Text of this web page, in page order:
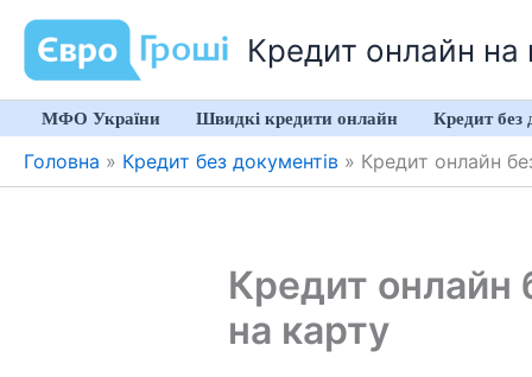
Перейти
вмісту
Кредит онлайн на
МФО України Швидкі кредити онлайн Кредит без
Головна » Кредит без документів » Кредит онлайн
Кредит онлайн
на карту